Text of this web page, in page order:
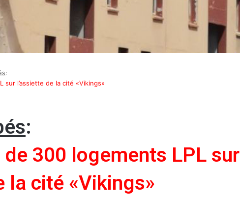
:
l’assiette de la cité «Vikings»
:
300 logements LPL sur
la cité «Vikings»